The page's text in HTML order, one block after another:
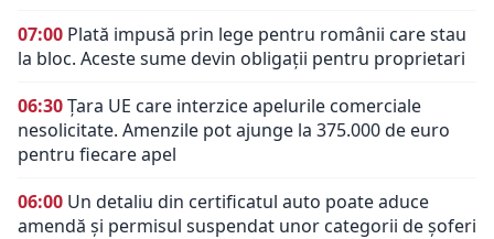
07:00 Plată impusă prin lege pentru românii care stau
la bloc. Aceste sume devin obligații pentru proprietari
06:30Țara UE care interzice apelurile comerciale
nesolicitate. Amenzile pot ajunge la 375.000 de euro
pentru fiecare apel
06:00 Un detaliu din certificatul auto poate aduce
amendă și permisul suspendat unor categorii de șoferi